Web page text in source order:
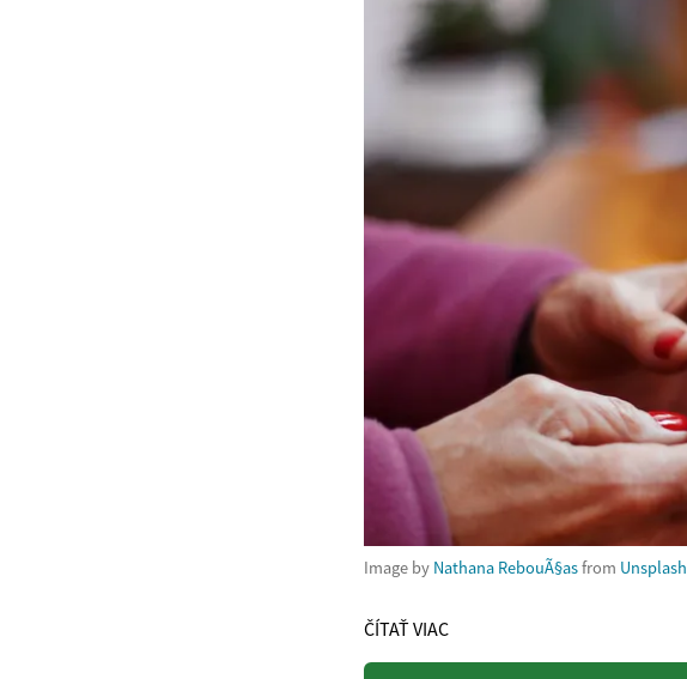
Image by Nathana RebouÃ§asfrom Unsplash
ČÍTAŤ VIAC